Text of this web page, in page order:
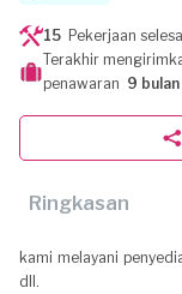
15 Pekerjaan
Terakhir
penawaran 9 bulan
Ringkasan
kami melayani
dll.